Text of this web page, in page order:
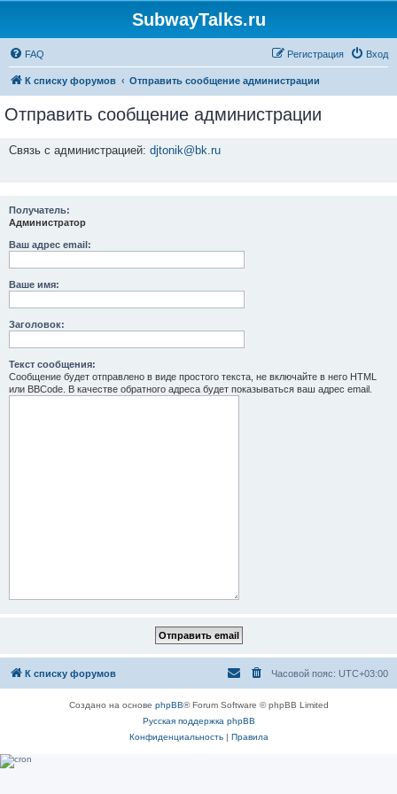
SubwayTalks.ru
FAQ Вход
Регистрация
К списку форумов Отправить сообщение администрации
Отправить сообщение администрации
Связь с администрацией: djtonik@bk.ru
Получатель:
Администратор
Ваш адрес email:
Ваше имя:
Заголовок:
Текст сообщения:
Сообщение будет отправлено в виде простого текста, не включайте в него HTML
или BBCode. В качестве обратного адреса будет показываться ваш адрес email.
К списку форумов Часовой пояс: UTC+03:00
Создано на основе phpBB® Forum Software © phpBB Limited
Русская поддержка phpBB
Конфиденциальность| Правила